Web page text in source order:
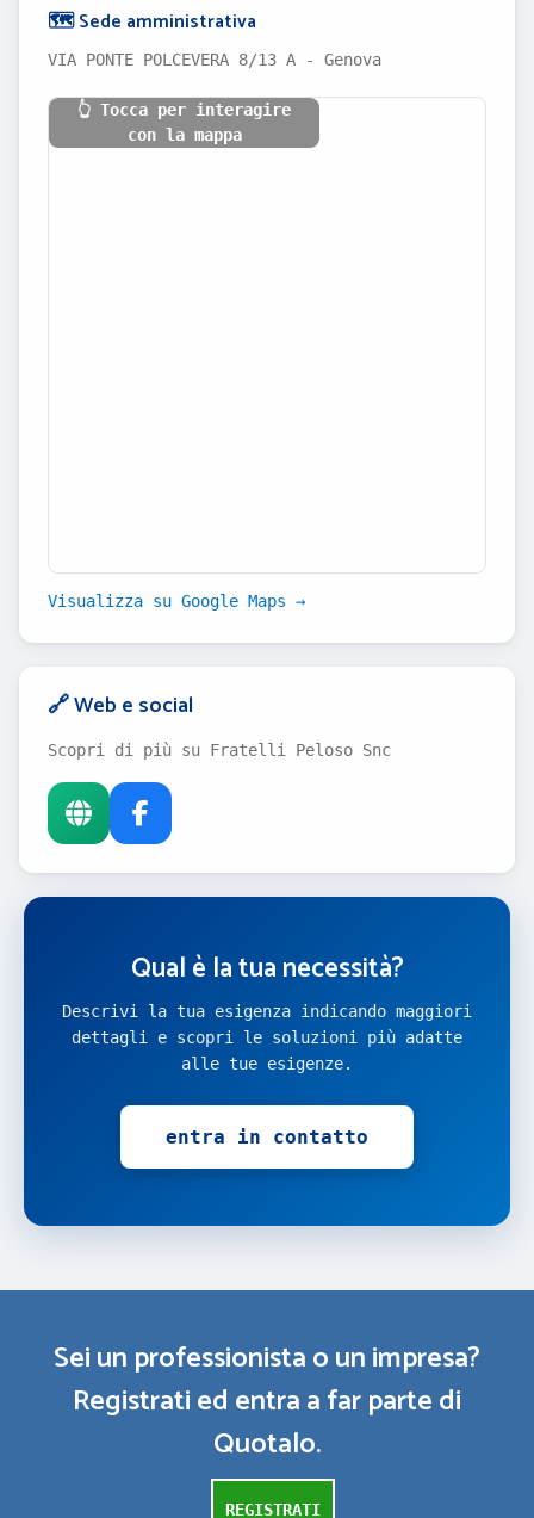
🗺️ Sede amministrativa
VIA PONTE POLCEVERA 8/13 A - Genova
👆 Tocca per interagire
con la mappa
Visualizza su Google Maps →
🔗 Web e social
Scopri di più su Fratelli Peloso Snc
Qual è la tua necessità?
Descrivi la tua esigenza indicando maggiori
dettagli e scopri le soluzioni più adatte
alle tue esigenze.
entra in contatto
Sei un professionista o un impresa?
Registrati ed entra a far parte di
Quotalo.
REGISTRATI